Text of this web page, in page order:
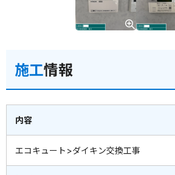
施工情報
内容
エコキュート>ダイキン交換工事